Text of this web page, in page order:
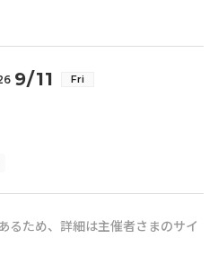
9/11 Fri
るため、詳細は主催者さまのサイ